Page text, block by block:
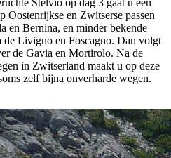
Oostenrijkse en Zwitserse passen
en Bernina, en minder bekende
de Livigno en Foscagno. Dan volgt
de Gavia en Mortirolo. Na de
in Zwitserland maakt u op deze
zelf bijna onverharde wegen.